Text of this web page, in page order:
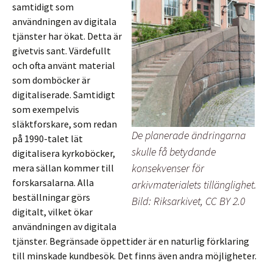
De planerade ändringarna
skulle få betydande
konsekvenser för
arkivmaterialets tillänglighet.
Bild: Riksarkivet, CC BY 2.0
samtidigt som
användningen av digitala
tjänster har ökat. Detta är
givetvis sant. Värdefullt
och ofta använt material
som domböcker är
digitaliserade. Samtidigt
som exempelvis
släktforskare, som redan
på 1990-talet lät
digitalisera kyrkoböcker,
mera sällan kommer till
forskarsalarna. Alla
beställningar görs
digitalt, vilket ökar
användningen av digitala
tjänster. Begränsade öppettider är en naturlig förklaring
till minskade kundbesök. Det finns även andra möjligheter.